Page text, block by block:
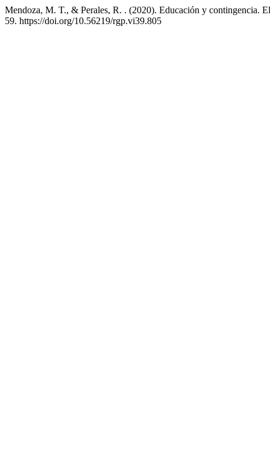
Mendoza, M. T., & Perales, R. . (2020). Educación y contingencia.
59. https://doi.org/10.56219/rgp.vi39.805